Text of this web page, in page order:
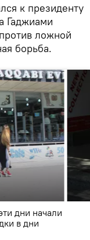
к президенту
Гаджиами
ложной
борьба.
дни начали
в дни